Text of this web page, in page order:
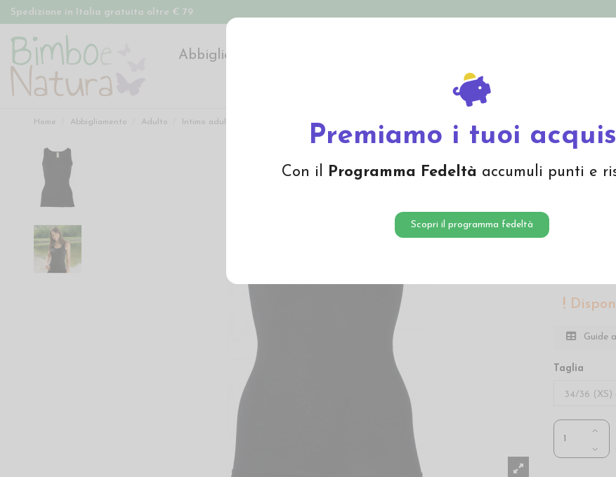
Premiamo i tuoi
Con il Programma Fedeltà accumuli punti e
Scopri il programma fedeltà
Spedizione in Italia gratuita oltre € 79
Abbigliamento
Offerte
Home Abbigliamento Adulto Intimo adulto Canottiera donna in lana mista seta -col. nero
seta -
Canottiera
Guide
Taglia